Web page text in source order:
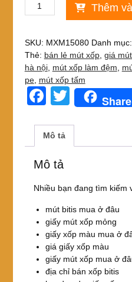
15,000₫.
tại
là:
liệu
mút
xốp
mỏng
50x80cm
số
lượng
Thêm
SKU: MXM15080 Danh mục:
Thẻ: bán lẻ mút xốp, giá
hà nội, mút xốp làm đệm,
pe, mút xốp tấm
F
c
b
o
o
k
T
er
Share
Mô tả
Mô tả
Nhiều bạn đang tìm kiếm
mút bitis mua ở đâu
giấy mút xốp mỏng
giấy xốp màu mua ở
giá giấy xốp màu
giấy mút xốp mua ở
địa chỉ bán xốp bitis